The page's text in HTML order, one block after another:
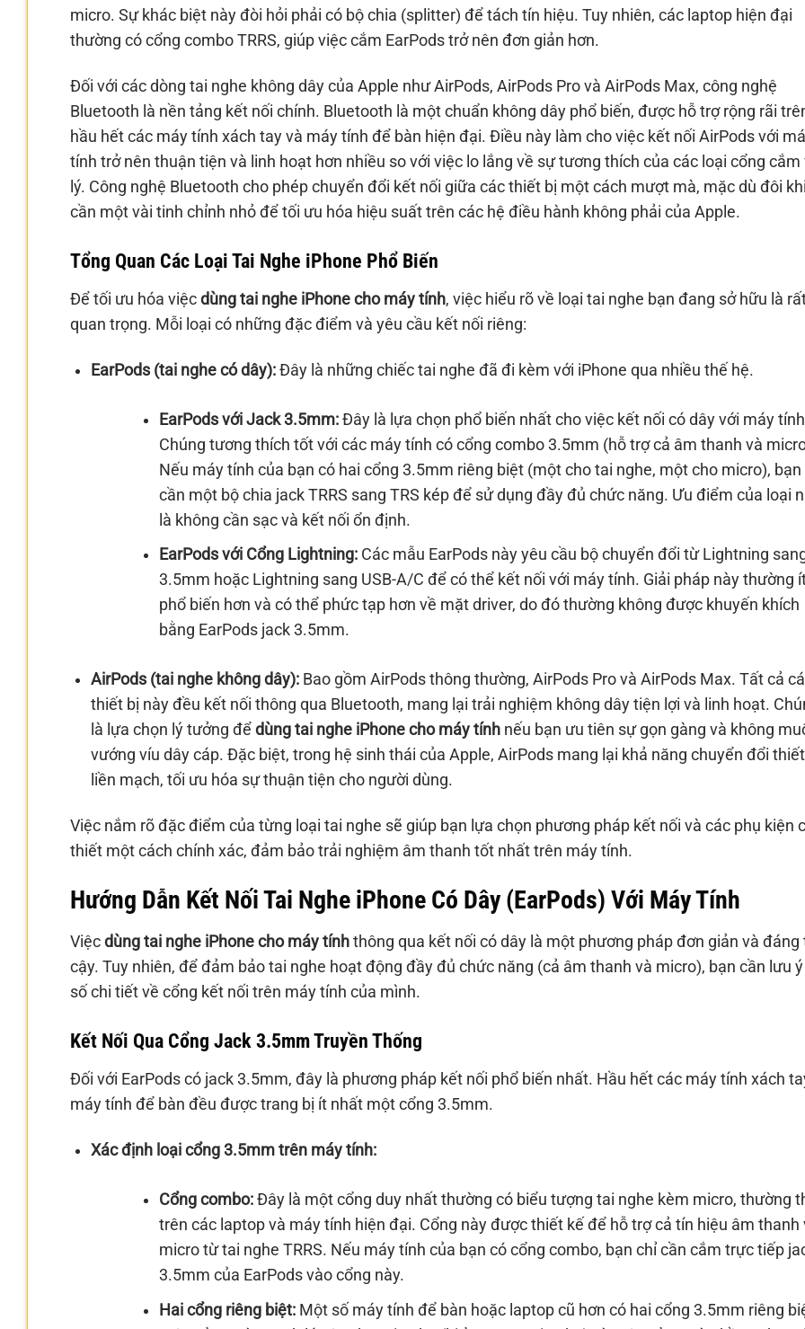
micro. Sự khác biệt này đòi hỏi phải có bộ chia (splitter) để tách tín hiệu. Tuy nhiên, các laptop hiện đại
thường có cổng combo TRRS, giúp việc cắm EarPods trở nên đơn giản hơn.
Đối với các dòng tai nghe không dây của Apple như AirPods, AirPods Pro và AirPods Max, công nghệ
Bluetooth là nền tảng kết nối chính. Bluetooth là một chuẩn không dây phổ biến, được hỗ trợ rộng rãi
hầu hết các máy tính xách tay và máy tính để bàn hiện đại. Điều này làm cho việc kết nối AirPods với
tính trở nên thuận tiện và linh hoạt hơn nhiều so với việc lo lắng về sự tương thích của các loại cổng cắm
lý. Công nghệ Bluetooth cho phép chuyển đổi kết nối giữa các thiết bị một cách mượt mà, mặc dù đôi khi
cần một vài tinh chỉnh nhỏ để tối ưu hóa hiệu suất trên các hệ điều hành không phải của Apple.
Tổng Quan Các Loại Tai Nghe iPhone Phổ Biến
Để tối ưu hóa việc dùng tai nghe iPhone cho máy tính, việc hiểu rõ về loại tai nghe bạn đang sở hữu là
quan trọng. Mỗi loại có những đặc điểm và yêu cầu kết nối riêng:
EarPods (tai nghe có dây):Đây là những chiếc tai nghe đã đi kèm với iPhone qua nhiều thế hệ.
EarPods với Jack 3.5mm: Đây là lựa chọn phổ biến nhất cho việc kết nối có dây với máy
Chúng tương thích tốt với các máy tính có cổng combo 3.5mm (hỗ trợ cả âm thanh và
Nếu máy tính của bạn có hai cổng 3.5mm riêng biệt (một cho tai nghe, một cho micro), bạn
cần một bộ chia jack TRRS sang TRS kép để sử dụng đầy đủ chức năng. Ưu điểm của loại
là không cần sạc và kết nối ổn định.
EarPods với Cổng Lightning: Các mẫu EarPods này yêu cầu bộ chuyển đổi từ Lightning
3.5mm hoặc Lightning sang USB-A/C để có thể kết nối với máy tính. Giải pháp này thường
phổ biến hơn và có thể phức tạp hơn về mặt driver, do đó thường không được khuyến khích
bằng EarPods jack 3.5mm.
AirPods (tai nghe không dây):Bao gồm AirPods thông thường, AirPods Pro và AirPods Max. Tất cả
thiết bị này đều kết nối thông qua Bluetooth, mang lại trải nghiệm không dây tiện lợi và linh hoạt.
là lựa chọn lý tưởng để dùng tai nghe iPhone cho máy tínhnếu bạn ưu tiên sự gọn gàng và không
vướng víu dây cáp. Đặc biệt, trong hệ sinh thái của Apple, AirPods mang lại khả năng chuyển đổi
liền mạch, tối ưu hóa sự thuận tiện cho người dùng.
Việc nắm rõ đặc điểm của từng loại tai nghe sẽ giúp bạn lựa chọn phương pháp kết nối và các phụ kiện
thiết một cách chính xác, đảm bảo trải nghiệm âm thanh tốt nhất trên máy tính.
Hướng Dẫn Kết Nối Tai Nghe iPhone Có Dây (EarPods) Với Máy Tính
Việc dùng tai nghe iPhone cho máy tínhthông qua kết nối có dây là một phương pháp đơn giản và đáng
cậy. Tuy nhiên, để đảm bảo tai nghe hoạt động đầy đủ chức năng (cả âm thanh và micro), bạn cần lưu
số chi tiết về cổng kết nối trên máy tính của mình.
Kết Nối Qua Cổng Jack 3.5mm Truyền Thống
Đối với EarPods có jack 3.5mm, đây là phương pháp kết nối phổ biến nhất. Hầu hết các máy tính xách
máy tính để bàn đều được trang bị ít nhất một cổng 3.5mm.
Xác định loại cổng 3.5mm trên máy tính:
Cổng combo: Đây là một cổng duy nhất thường có biểu tượng tai nghe kèm micro, thường
trên các laptop và máy tính hiện đại. Cổng này được thiết kế để hỗ trợ cả tín hiệu âm thanh
micro từ tai nghe TRRS. Nếu máy tính của bạn có cổng combo, bạn chỉ cần cắm trực tiếp
3.5mm của EarPods vào cổng này.
Hai cổng riêng biệt: Một số máy tính để bàn hoặc laptop cũ hơn có hai cổng 3.5mm riêng